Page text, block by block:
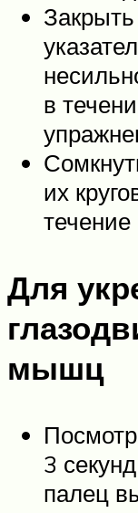
в
их
Для
мышц
3
палец